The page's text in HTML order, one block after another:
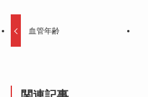
血管年齢